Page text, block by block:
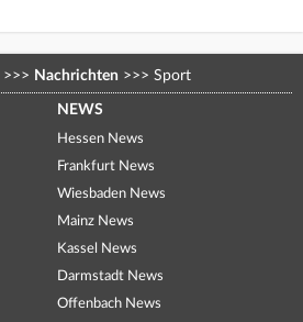
>>> Nachrichten >>> Sport
NEWS
Hessen News
Frankfurt News
Wiesbaden News
Mainz News
Kassel News
Darmstadt News
Offenbach News